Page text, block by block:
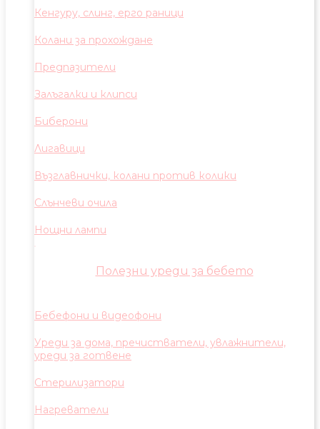
Кенгуру, слинг, ерго раници
Колани за прохождане
Предпазители
Залъгалки и клипси
Биберони
Лигавици
Възглавнички, колани против колики
Слънчеви очила
Нощни лампи
Полезни уреди за бебето
Бебефони и видеофони
Уреди за дома, пречистватели, увлажнители,
уреди за готвене
Стерилизатори
Нагреватели